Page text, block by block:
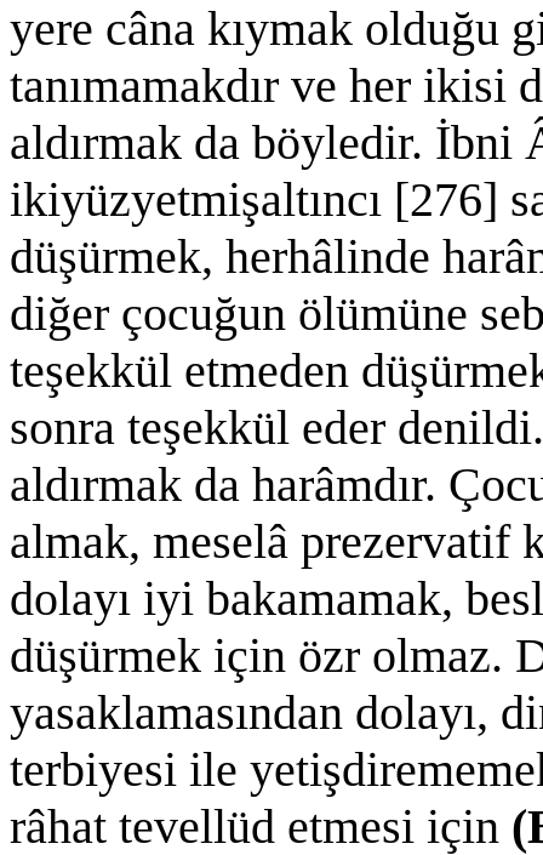
yere câna kıymak olduğu
tanımamakdır ve her ikisi
aldırmak da böyledir.
ikiyüzyetmişaltıncı [276]
düşürmek, herhâlinde
diğer çocuğun ölümüne
teşekkül etmeden
sonra teşekkül eder
aldırmak da harâmdır.
almak, meselâ prezervatif
dolayı iyi bakamamak,
düşürmek için özr olmaz.
yasaklamasından dolayı,
terbiyesi ile
râhat tevellüd etmesi için